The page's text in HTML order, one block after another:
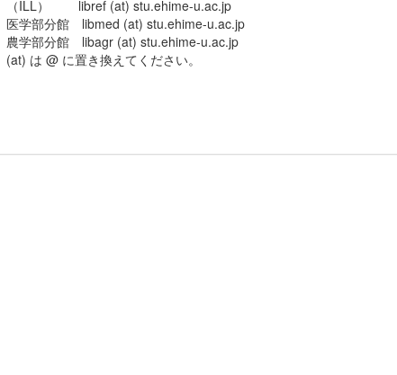
（ILL） libref (at) stu.ehime-u.ac.jp
医学部分館 libmed (at) stu.ehime-u.ac.jp
農学部分館 libagr (at) stu.ehime-u.ac.jp
(at) は @ に置き換えてください。